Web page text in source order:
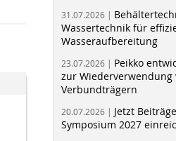
31.07.2026 |
Wassertechnik für
Wasseraufbereitung
23.07.2026 | Peikko
zur Wiederverwendung
Verbundträgern
20.07.2026 | Jetzt
Symposium 2027